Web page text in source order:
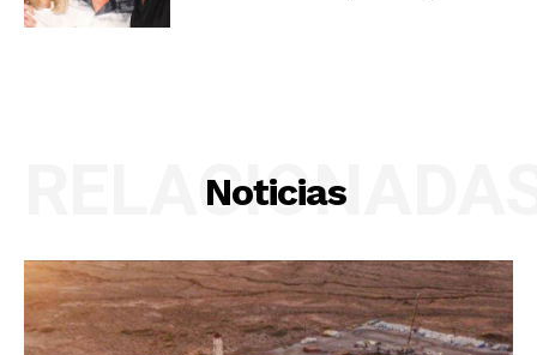
Noticias